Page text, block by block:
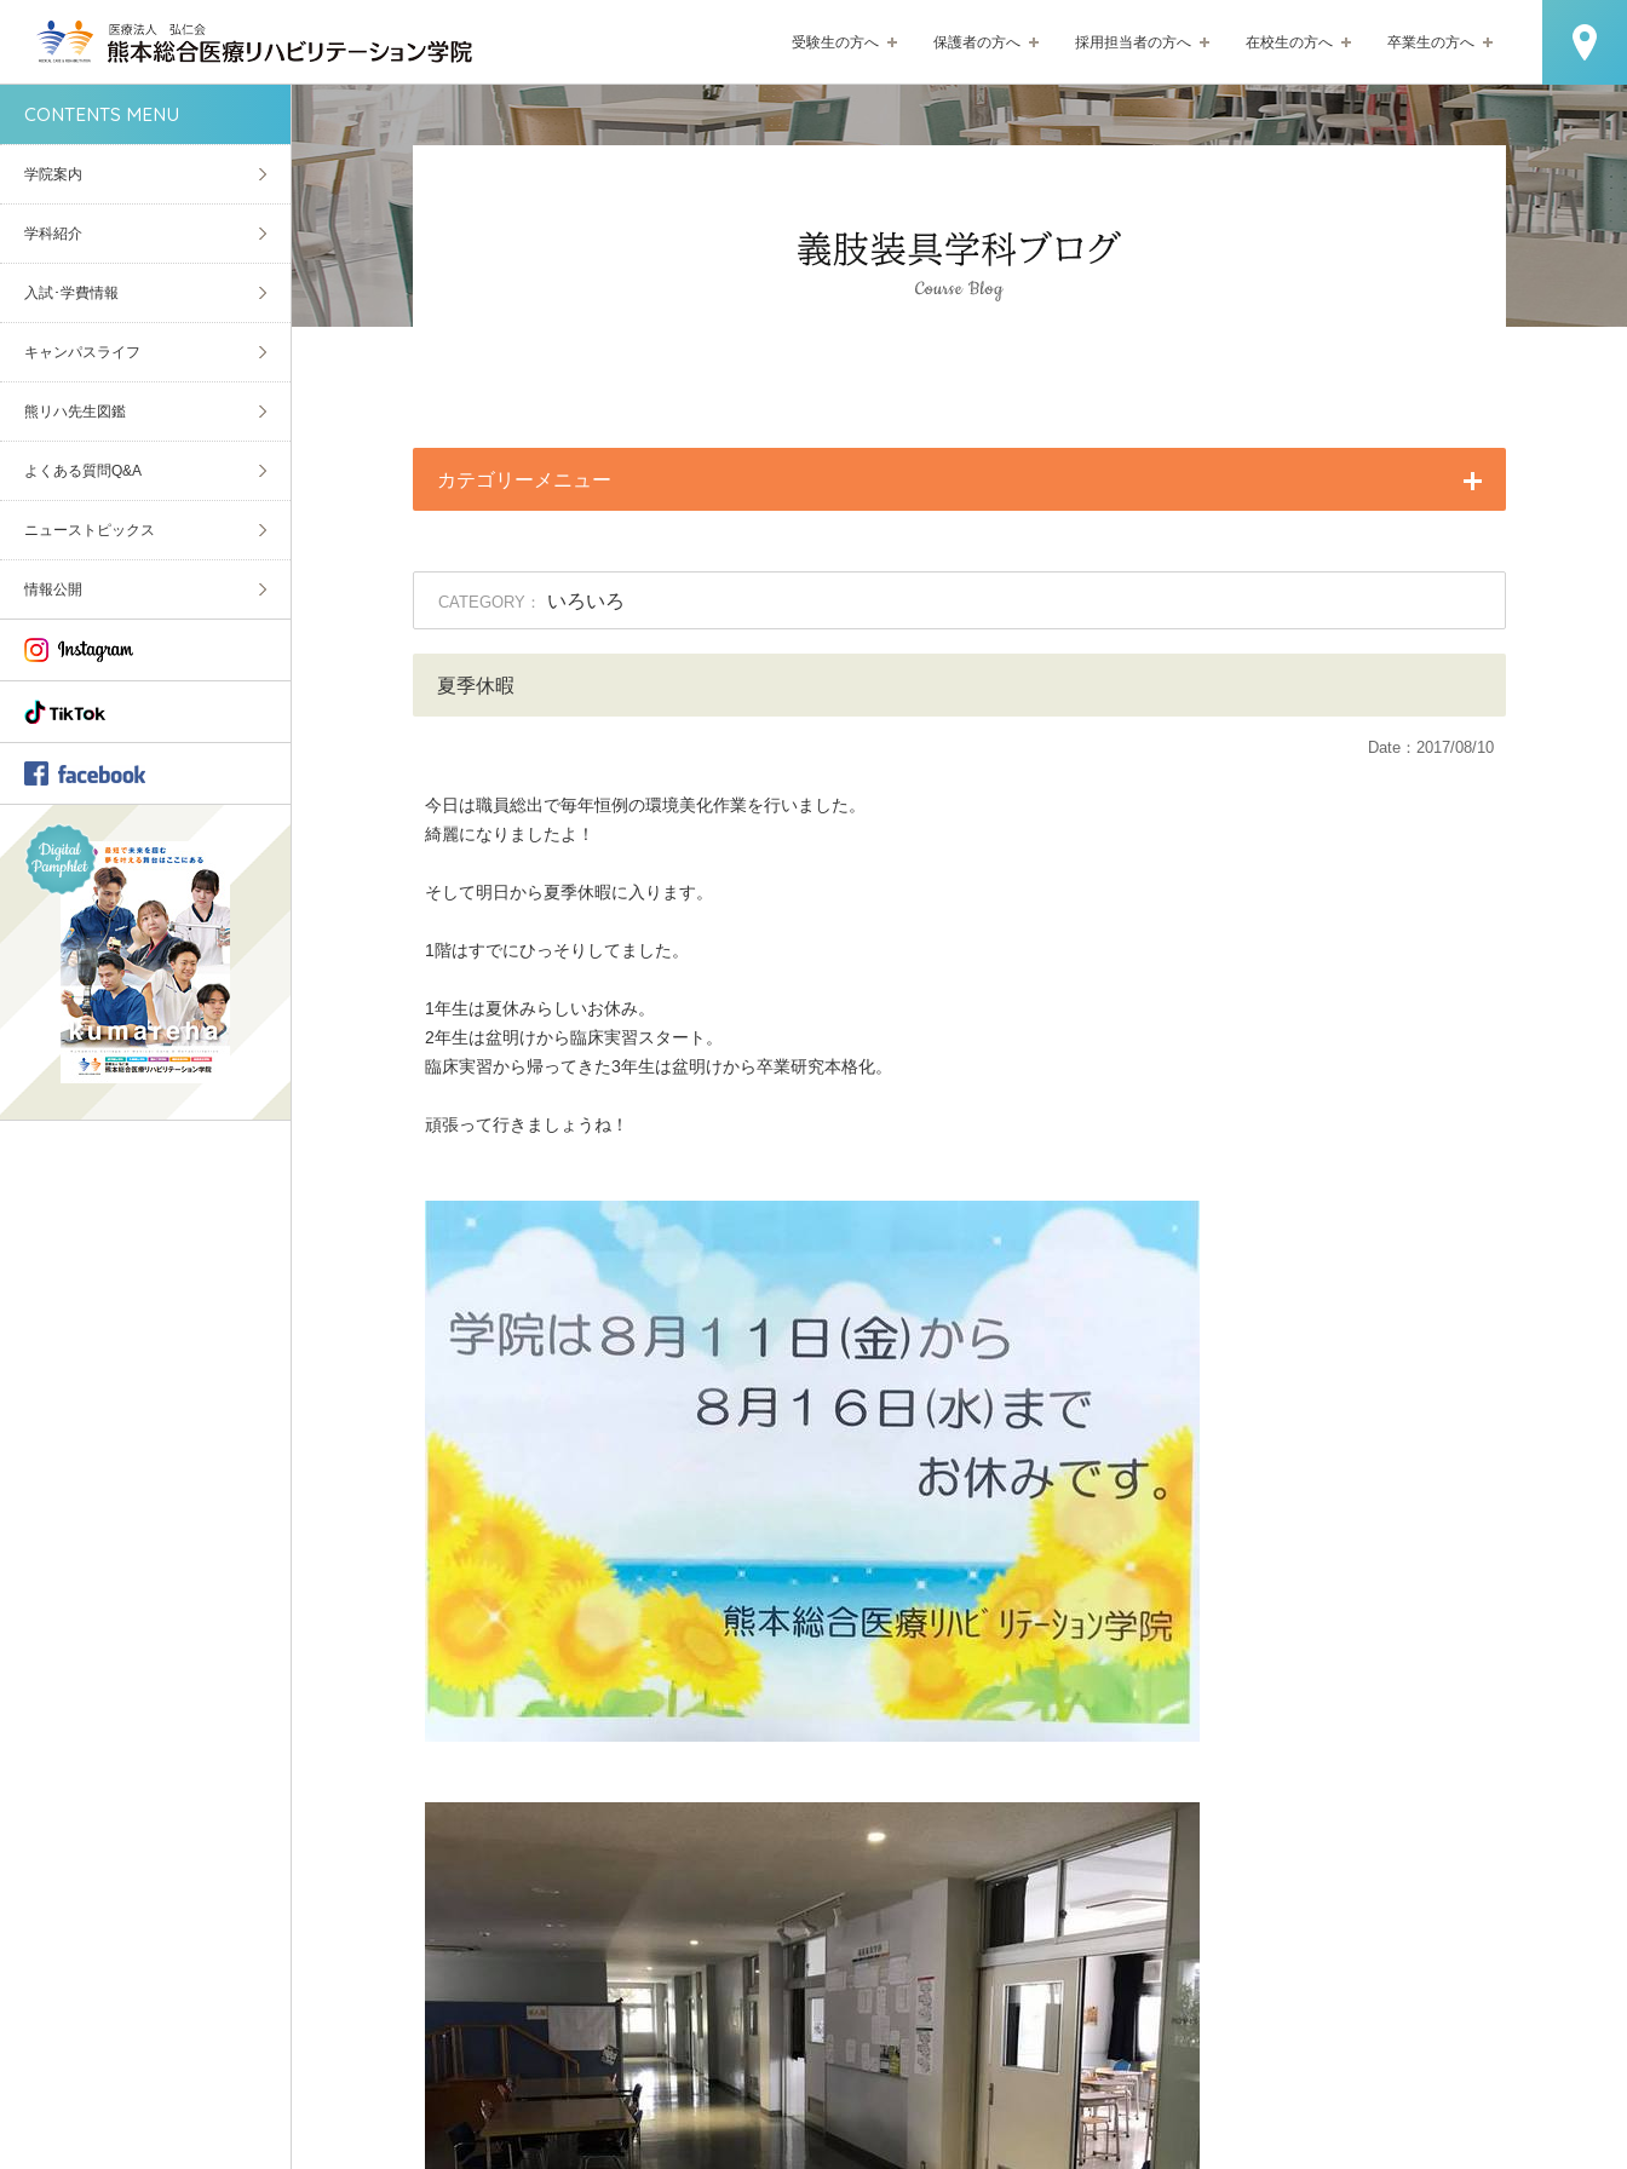
受験生の方へ 保護者の方へ 採用担当者の方へ 在校生の方へ 卒業生の方へ
CONTENTS MENU
学院案内
学科紹介
入試･学費情報
キャンパスライフ
熊リハ先生図鑑
よくある質問Q&A
ニューストピックス
情報公開
カテゴリーメニュー
CATEGORY： いろいろ
夏季休暇
Date：2017/08/10
今日は職員総出で毎年恒例の環境美化作業を行いました。
綺麗になりましたよ！
そして明日から夏季休暇に入ります。
1階はすでにひっそりしてました。
1年生は夏休みらしいお休み。
2年生は盆明けから臨床実習スタート。
臨床実習から帰ってきた3年生は盆明けから卒業研究本格化。
頑張って行きましょうね！